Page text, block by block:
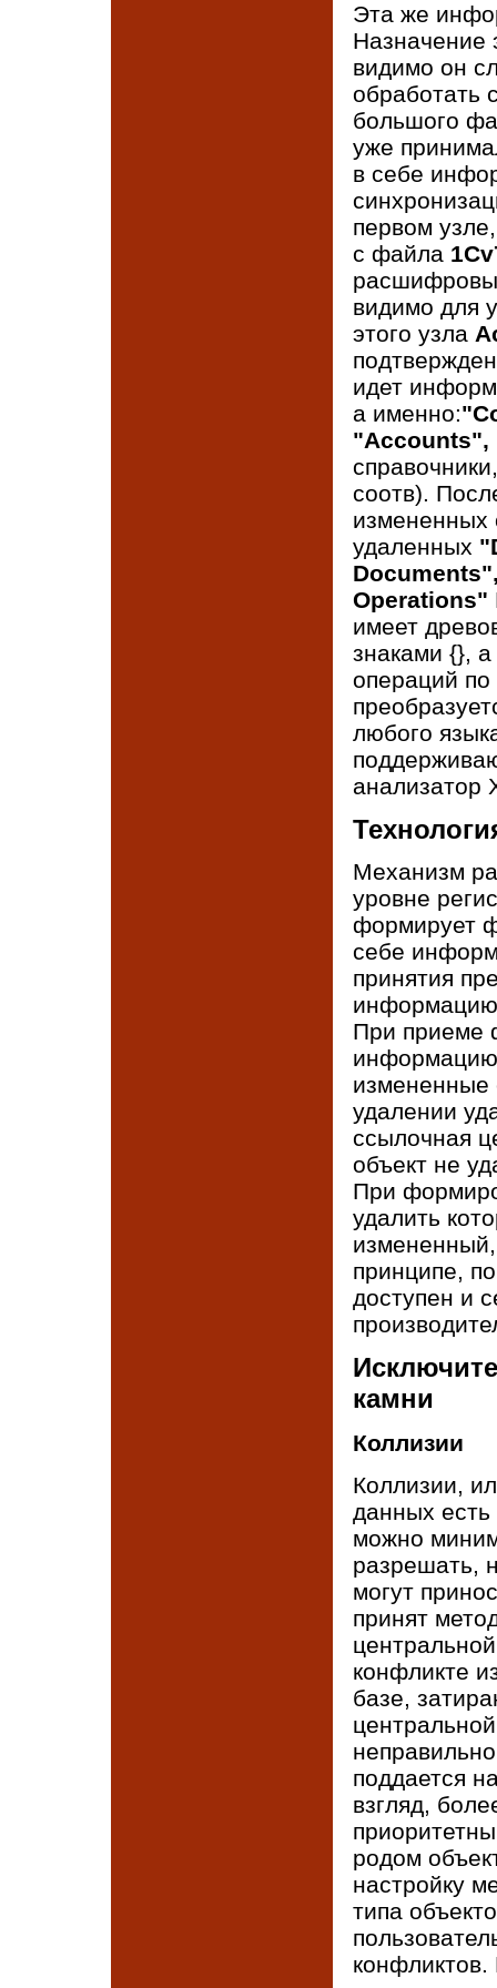
Эта же
Назначение
видимо он
обработать
большого
уже
в себе
первом
с файла
видимо для
этого узла
идет
а именно:
"Accounts",
соотв).
измененных
удаленных
Operations"
имеет
знаками {},
операций по
любого
анализатор
Механизм
уровне
формирует
себе
принятия
информацию
При приеме
информацию
измененные
удалении
ссылочная
объект не
При
удалить
принципе,
доступен и
камни
Коллизии
Коллизии,
данных есть
можно
разрешать,
могут
принят
конфликте
базе,
поддается
взгляд,
родом
настройку
типа